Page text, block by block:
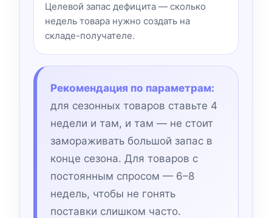
Целевой запас дефицита — сколько
недель товара нужно создать на
складе-получателе.
Рекомендация по параметрам:
для сезонных товаров ставьте 4
недели и там, и там — не стоит
замораживать большой запас в
конце сезона. Для товаров с
постоянным спросом — 6–8
недель, чтобы не гонять
поставки слишком часто.